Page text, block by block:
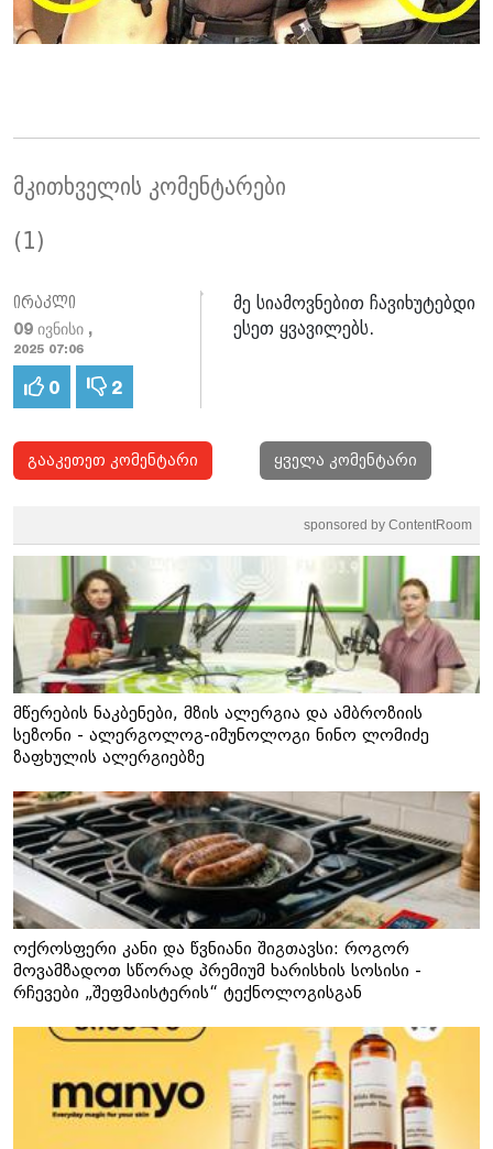
მკითხველის კომენტარები
(1)
ირაკლი
09 ივნისი ,
2025 07:06
0 2
მე სიამოვნებით ჩავიხუტებდი
ესეთ ყვავილებს.
გააკეთეთ კომენტარი ყველა კომენტარი
sponsored by ContentRoom
მწერების ნაკბენები, მზის ალერგია და ამბროზიის
სეზონი - ალერგოლოგ-იმუნოლოგი ნინო ლომიძე
ზაფხულის ალერგიებზე
ოქროსფერი კანი და წვნიანი შიგთავსი: როგორ
მოვამზადოთ სწორად პრემიუმ ხარისხის სოსისი -
რჩევები „შეფმაისტერის“ ტექნოლოგისგან